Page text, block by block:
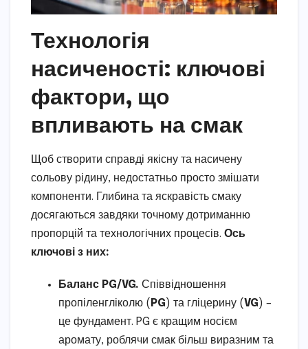
Технологія
насиченості: ключові
фактори, що
впливають на смак
Щоб створити справді якісну та насичену
сольову рідину, недостатньо просто змішати
компоненти. Глибина та яскравість смаку
досягаються завдяки точному дотриманню
пропорцій та технологічних процесів. Ось
ключові з них:
Баланс PG/VG. Співвідношення
пропіленгліколю ( PG) та гліцерину (VG) –
це фундамент. PG є кращим носієм
аромату, роблячи смак більш виразним та